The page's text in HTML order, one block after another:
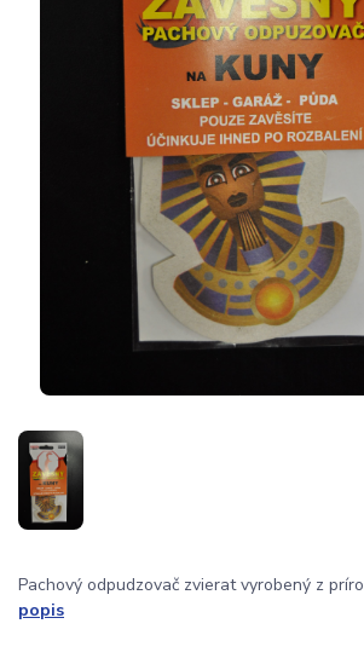
Pachový odpudzovač zvierat vyrobený z
popis